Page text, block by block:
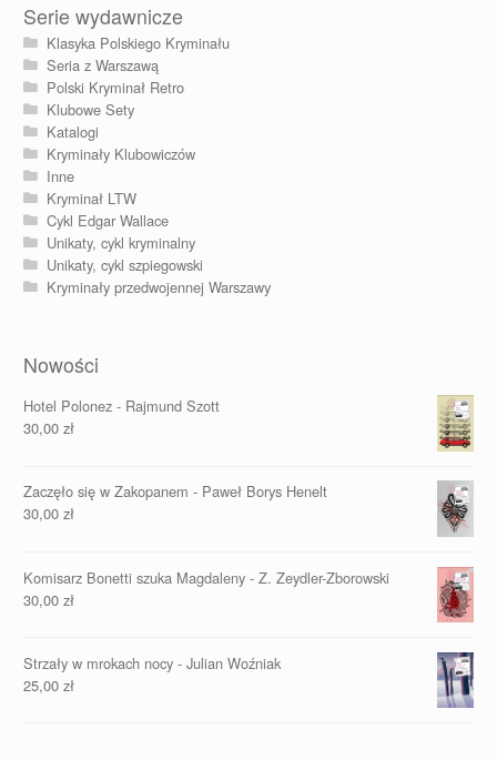
Serie wydawnicze
Klasyka Polskiego Kryminału
Seria z Warszawą
Polski Kryminał Retro
Klubowe Sety
Katalogi
Kryminały Klubowiczów
Inne
Kryminał LTW
Cykl Edgar Wallace
Unikaty, cykl kryminalny
Unikaty, cykl szpiegowski
Kryminały przedwojennej Warszawy
Nowości
Hotel Polonez - Rajmund Szott
30,00 zł
Zaczęło się w Zakopanem - Paweł Borys Henelt
30,00 zł
Komisarz Bonetti szuka Magdaleny - Z. Zeydler-Zborowski
30,00 zł
Strzały w mrokach nocy - Julian Woźniak
25,00 zł